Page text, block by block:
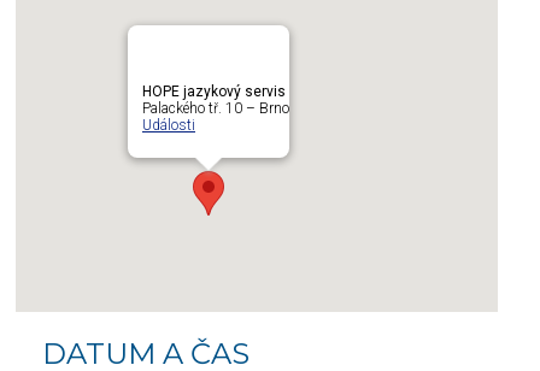
HOPE jazykový servis
Palackého tř. 10 – Brno
Události
DATUM A ČAS